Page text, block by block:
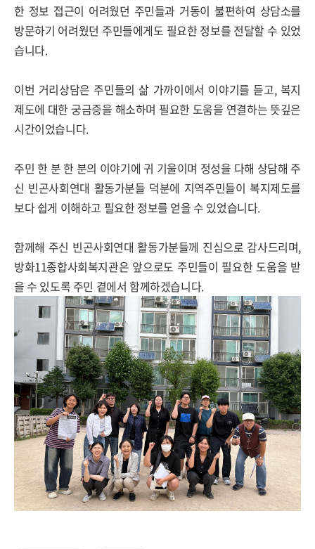
한 정보 접근이 어려웠던 주민들과 거동이 불편하여 상담소를
방문하기 어려웠던 주민들에게도 필요한 정보를 전달할 수 있었
습니다.
이번 거리상담은 주민들의 삶 가까이에서 이야기를 듣고, 복지
제도에 대한 궁금증을 해소하며 필요한 도움을 연결하는 뜻깊은
시간이었습니다.
주민 한 분 한 분의 이야기에 귀 기울이며 정성을 다해 상담해 주
신 빈곤사회연대 활동가분들 덕분에 지역주민들이 복지제도를
보다 쉽게 이해하고 필요한 정보를 얻을 수 있었습니다.
함께해 주신 빈곤사회연대 활동가분들께 진심으로 감사드리며,
방화11종합사회복지관은 앞으로도 주민들이 필요한 도움을 받
을 수 있도록 주민 곁에서 함께하겠습니다.